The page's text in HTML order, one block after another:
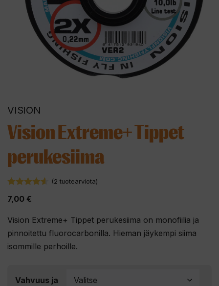
VISION
Vision Extreme+ Tippet
perukesiima
(2 tuotearviota)
7,00 €
Vision Extreme+ Tippet perukesiima on monofiilia ja
pinnoitettu fluorocarbonilla. Hieman jäykempi siima
isommille perhoille.
Vahvuus ja